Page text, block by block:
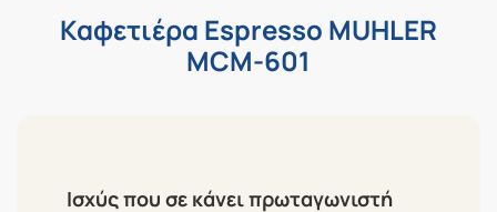
Καφετιέρα Espresso MUHLER
MCM-601
Ισχύς που σε κάνει πρωταγωνιστή